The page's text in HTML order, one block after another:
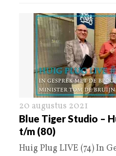
20 augustus 2021
Blue Tiger Studio –
t/m (80)
Huig Plug LIVE (74) In